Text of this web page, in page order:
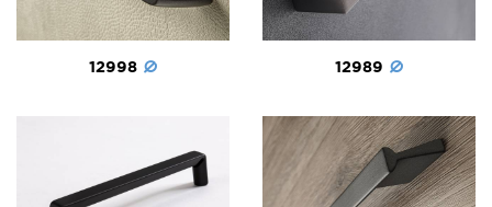
12998 12989